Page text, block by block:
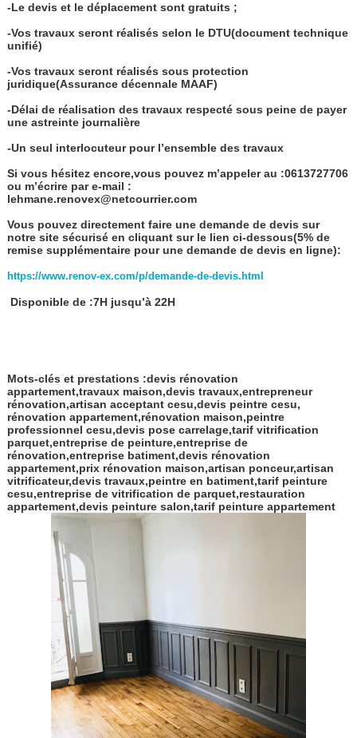
-Le devis et le déplacement sont gratuits ;
-Vos travaux seront réalisés selon le DTU(document technique
unifié)
-Vos travaux seront réalisés sous protection
juridique(Assurance décennale MAAF)
-Délai de réalisation des travaux respecté sous peine de payer
une astreinte journalière
-Un seul interlocuteur pour l’ensemble des travaux
Si vous hésitez encore,vous pouvez m’appeler au :0613727706
ou m’écrire par e-mail :
lehmane.renovex@netcourrier.com
Vous pouvez directement faire une demande de devis sur
notre site sécurisé en cliquant sur le lien ci-dessous(5% de
remise supplémentaire pour une demande de devis en ligne):
https://www.renov-ex.com/p/demande-de-devis.html
Disponible de :7H jusqu’à 22H
Mots-clés et prestations :devis rénovation
appartement,travaux maison,devis travaux,entrepreneur
rénovation,artisan acceptant cesu,devis peintre cesu,
rénovation appartement,rénovation maison,peintre
professionnel cesu,devis pose carrelage,tarif vitrification
parquet,entreprise de peinture,entreprise de
rénovation,entreprise batiment,devis rénovation
appartement,prix rénovation maison,artisan ponceur,artisan
vitrificateur,devis travaux,peintre en batiment,tarif peinture
cesu,entreprise de vitrification de parquet,restauration
appartement,devis peinture salon,tarif peinture appartement